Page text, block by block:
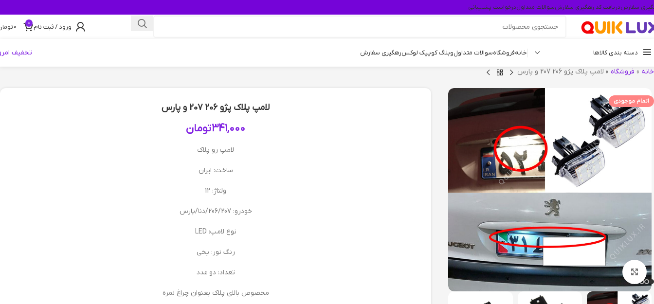
سفارشدریافت کد رهگیری سفارشسوالات متداولدرخواست پشتیبانی
ورود / ثبت نام 0
0
دسته بندی کالاها خانهفروشگاهسوالات متداولوبلاگ کوییک لوکسرهگیری سفارش تخفیف
خانه » فروشگاه » لامپ پلاک پژو 206 207 و پارس
اتمام موجودی
بزرگنمایی تصویر
لامپ پلاک پژو 206 207 و پارس
341,000تومان
لامپ رو پلاک
ساخت: ایران
ولتاژ: 12
خودرو: 206/207/دنا/پارس
نوع لامپ: LED
رنگ نور: یخی
تعداد: دو عدد
مخصوص بالای پلاک بعنوان چراغ نمره